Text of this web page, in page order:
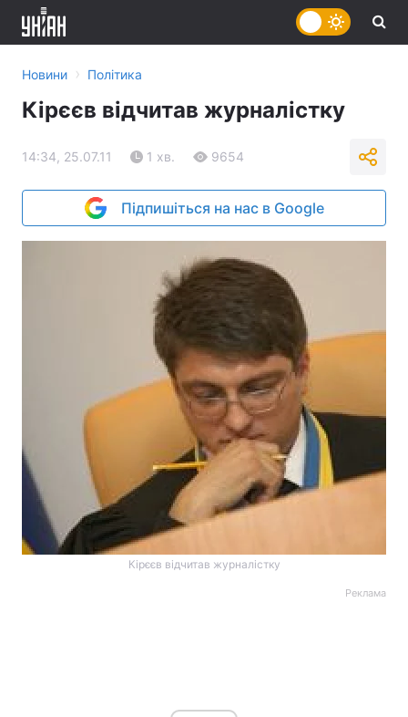
Новини › Політика
Кірєєв відчитав журналістку
14:34, 25.07.11 1 хв. 9654
Підпишіться на нас в Google
Кірєєв відчитав журналістку
Реклама